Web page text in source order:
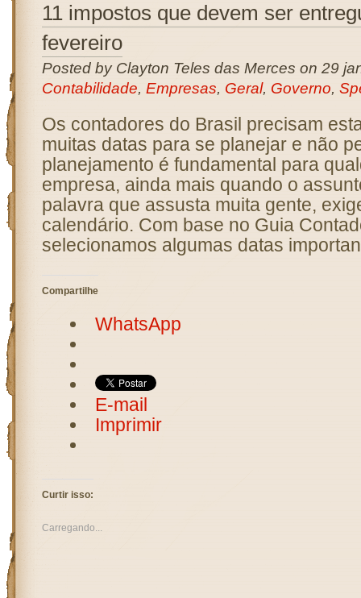
11 impostos que devem ser
fevereiro
Posted by Clayton Teles das Merces on 29
Contabilidade, Empresas, Geral, Governo,
Os contadores do Brasil precisam
muitas datas para se planejar e não
planejamento é fundamental para
empresa, ainda mais quando o
palavra que assusta muita gente,
calendário. Com base no Guia
selecionamos algumas datas
Compartilhe
WhatsApp
E-mail
Imprimir
Curtir isso:
Carregando...